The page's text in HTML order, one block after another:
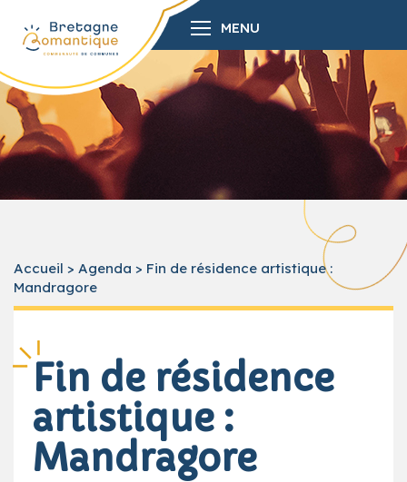
MENU
Accueil > Agenda > Fin de résidence artistique :
Mandragore
Fin de résidence
artistique :
Mandragore